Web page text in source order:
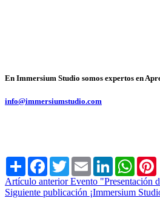
En Immersium Studio somos expertos en
info@immersiumstudio.com
Share Facebook
TwitterEmail LinkedIn
Artículo anterior Evento "Presentación
Siguiente publicación ¡Immersium